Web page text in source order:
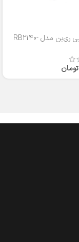
عینک آفتابی ری‌بن مدل RB2140-
تومان